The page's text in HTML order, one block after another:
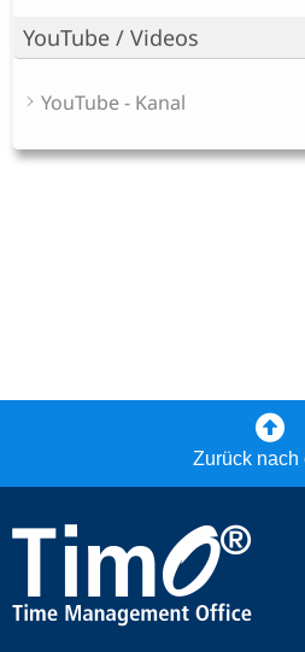
YouTube / Videos
YouTube - Kanal
Zurück nach